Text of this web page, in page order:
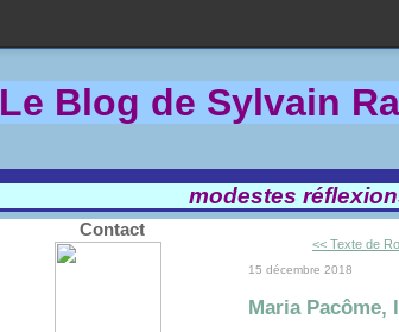
Le Blog de Sylvain
modestes
Contact
<< Texte de
15 décembre 2018
Maria